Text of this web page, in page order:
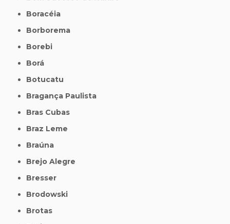
Boracéia
Borborema
Borebi
Borá
Botucatu
Bragança Paulista
Bras Cubas
Braz Leme
Braúna
Brejo Alegre
Bresser
Brodowski
Brotas